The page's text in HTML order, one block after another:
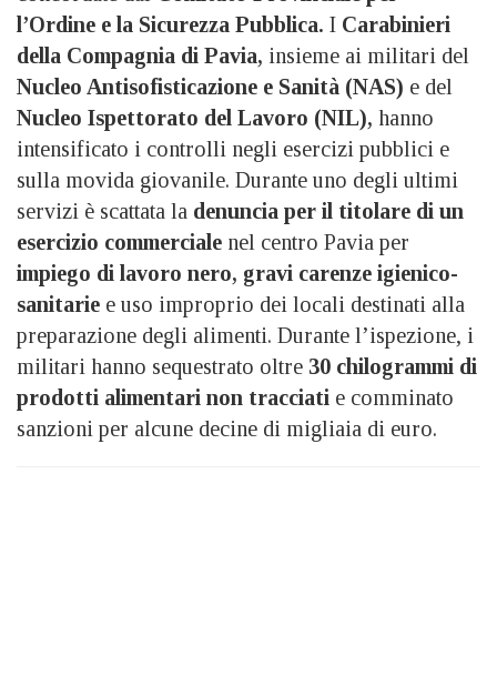
l’Ordine e la Sicurezza Pubblica. I Carabinieri
della Compagnia di Pavia, insieme ai militari del
Nucleo Antisofisticazione e Sanità (NAS) e del
Nucleo Ispettorato del Lavoro (NIL), hanno
intensificato i controlli negli esercizi pubblici e
sulla movida giovanile. Durante uno degli ultimi
servizi è scattata la denuncia per il titolare di un
esercizio commerciale nel centro Pavia per
impiego di lavoro nero, gravi carenze igienico-
sanitarie e uso improprio dei locali destinati alla
preparazione degli alimenti. Durante l’ispezione, i
militari hanno sequestrato oltre 30 chilogrammi di
prodotti alimentari non tracciati e comminato
sanzioni per alcune decine di migliaia di euro.